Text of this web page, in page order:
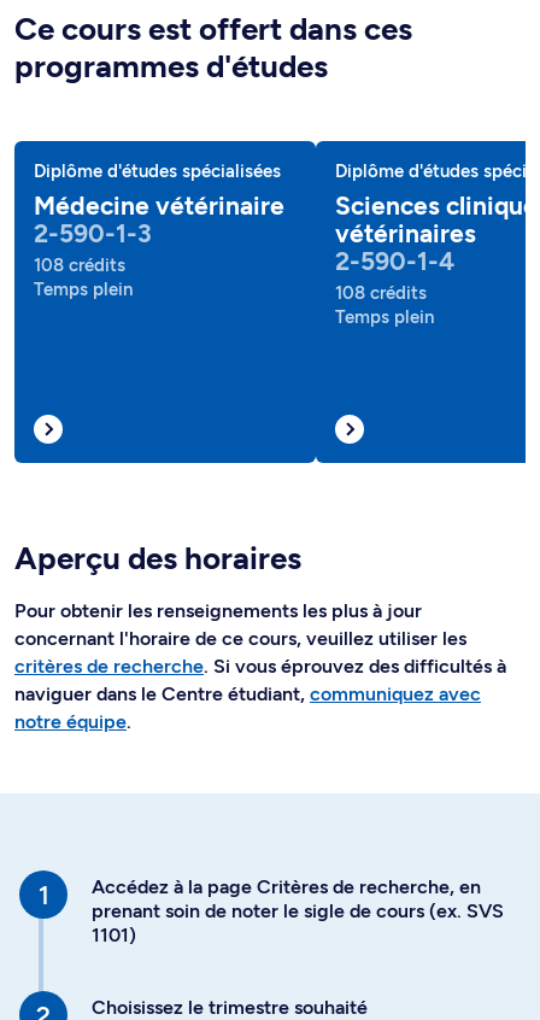
Ce cours est offert dans ces
programmes d'études
Diplôme d'études spécialisées
Médecine vétérinaire
2-590-1-3
108 crédits
Temps plein
Diplôme d'études
Sciences
vétérinaires
2-590-1-4
108 crédits
Temps plein
Aperçu des horaires
Pour obtenir les renseignements les plus à jour
concernant l'horaire de ce cours, veuillez utiliser les
critères de recherche. Si vous éprouvez des difficultés à
naviguer dans le Centre étudiant, communiquez avec
notre équipe.
Accédez à la page Critères de recherche, en
prenant soin de noter le sigle de cours (ex. SVS
1101)
Choisissez le trimestre souhaité